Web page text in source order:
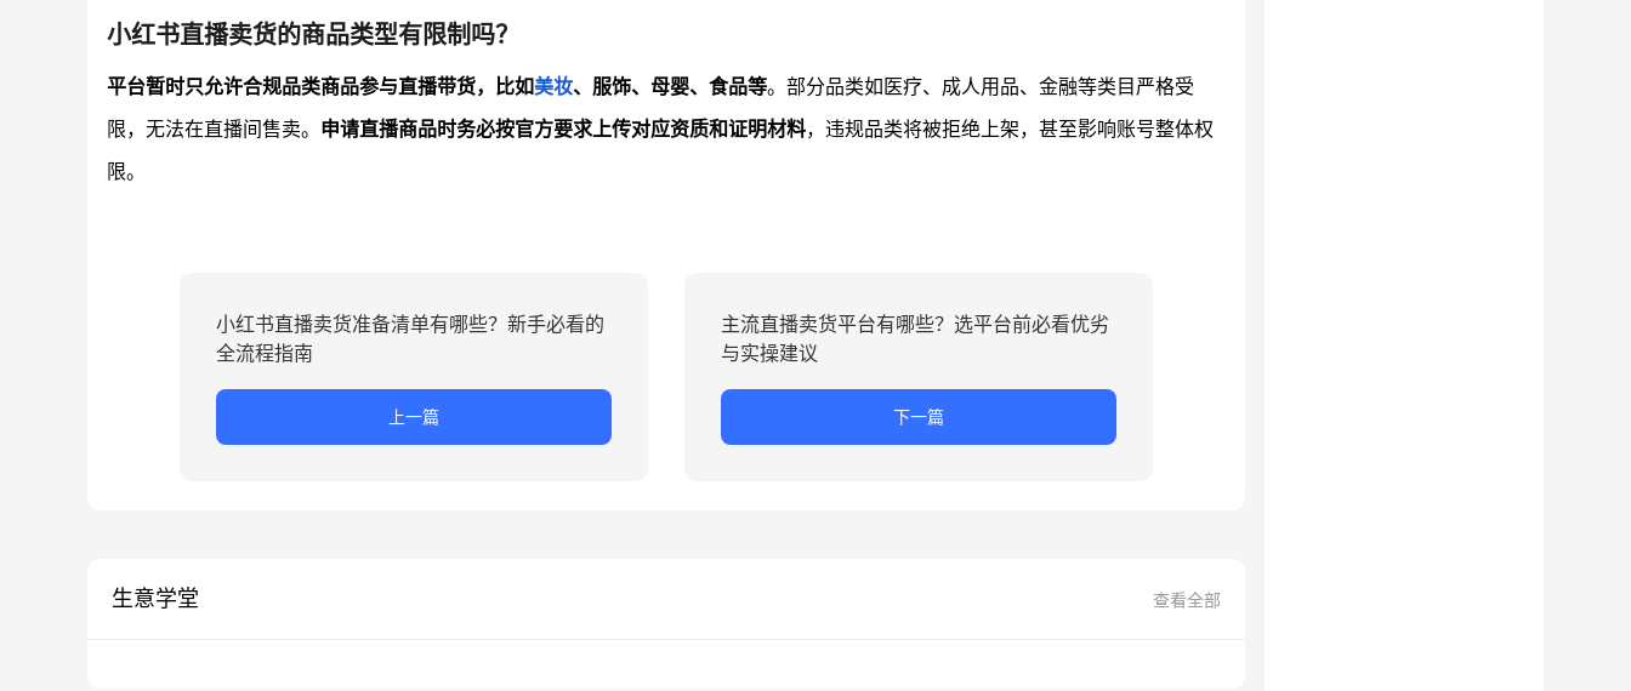
小红书直播卖货的商品类型有限制吗？
平台暂时只允许合规品类商品参与直播带货，比如美妆、服饰、母婴、食品等。部分品类如医疗、成人用品、金融等类目严格受
限，无法在直播间售卖。 申请直播商品时务必按官方要求上传对应资质和证明材料，违规品类将被拒绝上架，甚至影响账号整体权
限。
小红书直播卖货准备清单有哪些？新手必看的
全流程指南
上一篇
主流直播卖货平台有哪些？选平台前必看优劣
与实操建议
下一篇
生意学堂 查看全部